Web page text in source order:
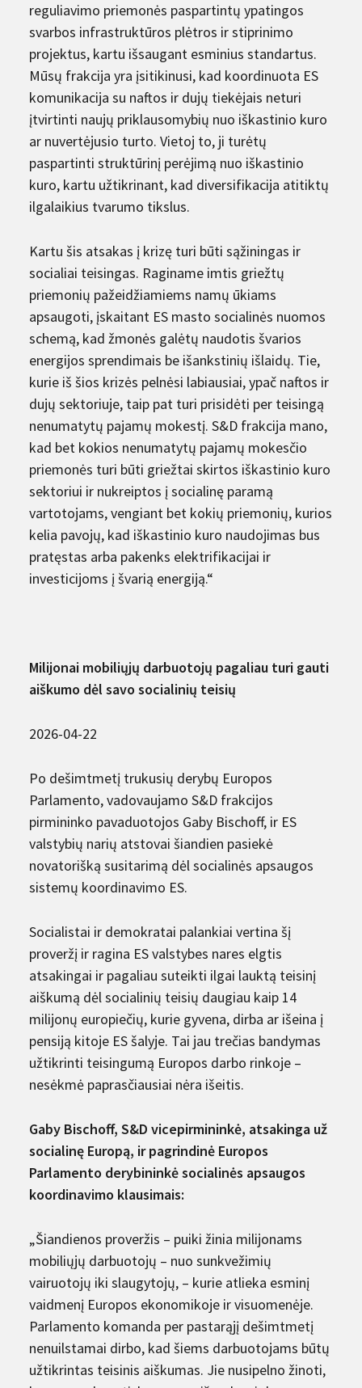
reguliavimo priemonės paspartintų ypatingos
svarbos infrastruktūros plėtros ir stiprinimo
projektus, kartu išsaugant esminius standartus.
Mūsų frakcija yra įsitikinusi, kad koordinuota ES
komunikacija su naftos ir dujų tiekėjais neturi
įtvirtinti naujų priklausomybių nuo iškastinio kuro
ar nuvertėjusio turto. Vietoj to, ji turėtų
paspartinti struktūrinį perėjimą nuo iškastinio
kuro, kartu užtikrinant, kad diversifikacija atitiktų
ilgalaikius tvarumo tikslus.
Kartu šis atsakas į krizę turi būti sąžiningas ir
socialiai teisingas. Raginame imtis griežtų
priemonių pažeidžiamiems namų ūkiams
apsaugoti, įskaitant ES masto socialinės nuomos
schemą, kad žmonės galėtų naudotis švarios
energijos sprendimais be išankstinių išlaidų. Tie,
kurie iš šios krizės pelnėsi labiausiai, ypač naftos ir
dujų sektoriuje, taip pat turi prisidėti per teisingą
nenumatytų pajamų mokestį. S&D frakcija mano,
kad bet kokios nenumatytų pajamų mokesčio
priemonės turi būti griežtai skirtos iškastinio kuro
sektoriui ir nukreiptos į socialinę paramą
vartotojams, vengiant bet kokių priemonių, kurios
kelia pavojų, kad iškastinio kuro naudojimas bus
pratęstas arba pakenks elektrifikacijai ir
investicijoms į švarią energiją.“
Milijonai mobiliųjų darbuotojų pagaliau turi gauti
aiškumo dėl savo socialinių teisių
2026-04-22
Po dešimtmetį trukusių derybų Europos
Parlamento, vadovaujamo S&D frakcijos
pirmininko pavaduotojos Gaby Bischoff, ir ES
valstybių narių atstovai šiandien pasiekė
novatorišką susitarimą dėl socialinės apsaugos
sistemų koordinavimo ES.
Socialistai ir demokratai palankiai vertina šį
proveržį ir ragina ES valstybes nares elgtis
atsakingai ir pagaliau suteikti ilgai lauktą teisinį
aiškumą dėl socialinių teisių daugiau kaip 14
milijonų europiečių, kurie gyvena, dirba ar išeina į
pensiją kitoje ES šalyje. Tai jau trečias bandymas
užtikrinti teisingumą Europos darbo rinkoje –
nesėkmė paprasčiausiai nėra išeitis.
Gaby Bischoff, S&D vicepirmininkė, atsakinga už
socialinę Europą, ir pagrindinė Europos
Parlamento derybininkė socialinės apsaugos
koordinavimo klausimais:
„Šiandienos proveržis – puiki žinia milijonams
mobiliųjų darbuotojų – nuo ​​sunkvežimių
vairuotojų iki slaugytojų, – kurie atlieka esminį
vaidmenį Europos ekonomikoje ir visuomenėje.
Parlamento komanda per pastarąjį dešimtmetį
nenuilstamai dirbo, kad šiems darbuotojams būtų
užtikrintas teisinis aiškumas. Jie nusipelno žinoti,